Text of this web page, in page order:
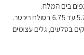
בים המלח.
1837 – רעידת אדמה שעוצמתה מ-5.75 עד 6.75 בסולם ריכטר.
בסלעים, גלים עצומים